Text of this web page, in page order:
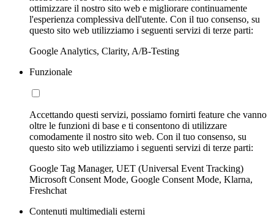
ottimizzare il nostro sito web e migliorare continuamente
l'esperienza complessiva dell'utente. Con il tuo consenso, su
questo sito web utilizziamo i seguenti servizi di terze parti:
Google Analytics, Clarity, A/B-Testing
Funzionale
Accettando questi servizi, possiamo fornirti feature che vanno
oltre le funzioni di base e ti consentono di utilizzare
comodamente il nostro sito web. Con il tuo consenso, su
questo sito web utilizziamo i seguenti servizi di terze parti:
Google Tag Manager, UET (Universal Event Tracking)
Microsoft Consent Mode, Google Consent Mode, Klarna,
Freshchat
Contenuti multimediali esterni